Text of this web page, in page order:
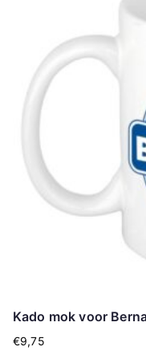
Kado mok voor
€9,75